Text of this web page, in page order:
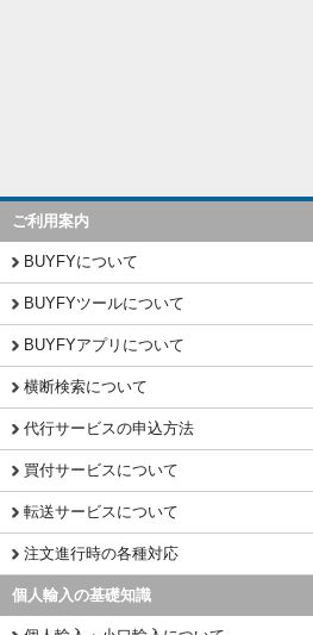
ご利用案内
BUYFYについて
BUYFYツールについて
BUYFYアプリについて
横断検索について
代行サービスの申込方法
買付サービスについて
転送サービスについて
注文進行時の各種対応
個人輸入の基礎知識